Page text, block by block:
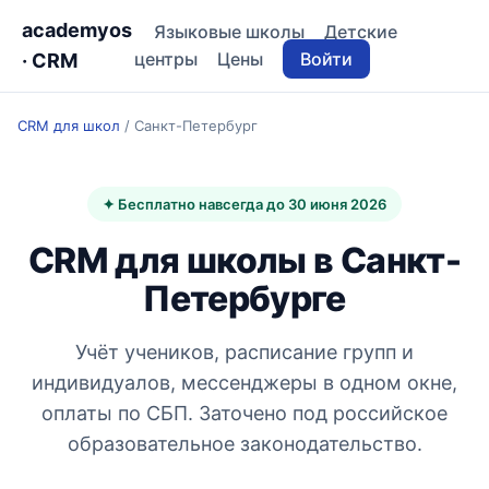
academyos
· CRM
Языковые школы
Детские
центры
Цены Войти
CRM для школ / Санкт-Петербург
✦ Бесплатно навсегда до 30 июня 2026
CRM для школы в Санкт-
Петербурге
Учёт учеников, расписание групп и
индивидуалов, мессенджеры в одном окне,
оплаты по СБП. Заточено под российское
образовательное законодательство.